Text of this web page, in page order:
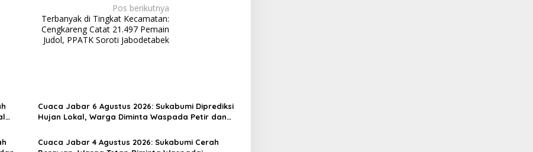
Pos berikutnya
Terbanyak di Tingkat Kecamatan:
Cengkareng Catat 21.497 Pemain
Judol, PPATK Soroti Jabodetabek
Cuaca Jabar 6 Agustus 2026: Sukabumi Diprediksi
Hujan Lokal, Warga Diminta Waspada Petir dan
Cuaca Jabar 4 Agustus 2026: Sukabumi Cerah